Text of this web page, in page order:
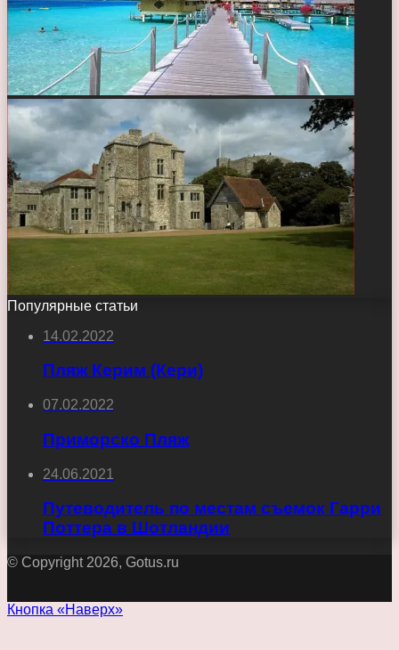
Популярные статьи
14.02.2022
Пляж Керим (Кери)
07.02.2022
Приморско Пляж
24.06.2021
Путеводитель по местам съемок Гарри
Поттера в Шотландии
© Copyright 2026, Gotus.ru
Кнопка «Наверх»